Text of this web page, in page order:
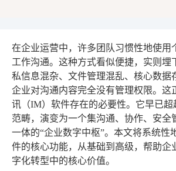
在企业运营中，许多团队习惯性地使用
工作沟通。这种方式看似便捷，实则埋
私信息混杂、文件管理混乱、核心数据
企业对沟通内容完全没有管理权限。这
讯（IM）软件存在的必要性。它早已超
范畴，演变为一个集沟通、协作、安全
一体的“企业数字中枢”。本文将系统性
件的核心功能，从基础到高级，帮助企
字化转型中的核心价值。